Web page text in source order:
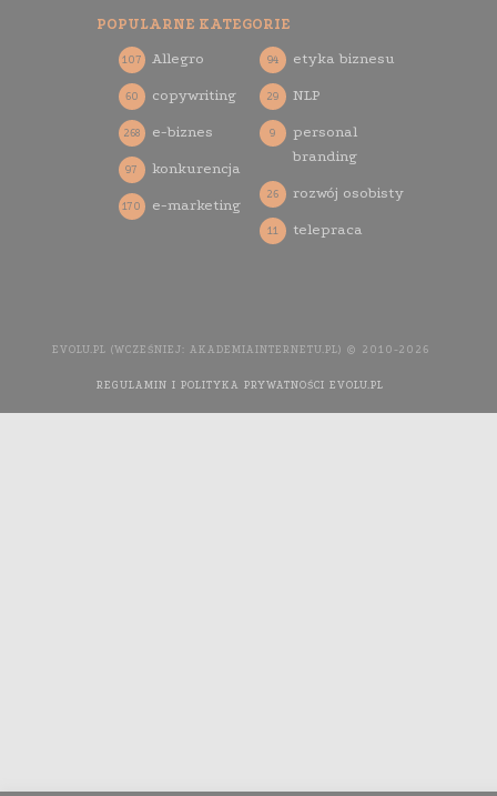
POPULARNE KATEGORIE
Allegro
107
copywriting
60
e-biznes
268
konkurencja
97
e-marketing
170
etyka biznesu
94
NLP
29
personal
branding
9
rozwój osobisty
26
telepraca
11
EVOLU.PL (WCZEŚNIEJ: AKADEMIAINTERNETU.PL) © 2010-2026
REGULAMIN I POLITYKA PRYWATNOŚCI EVOLU.PL